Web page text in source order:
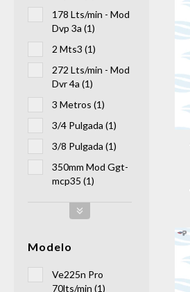
178 Lts/min - Mod
Dvp 3a (1)
2 Mts3 (1)
272 Lts/min - Mod
Dvr 4a (1)
3 Metros (1)
3/4 Pulgada (1)
3/8 Pulgada (1)
350mm Mod Ggt-
mcp35 (1)
Modelo
Ve225n Pro
70lts/min (1)